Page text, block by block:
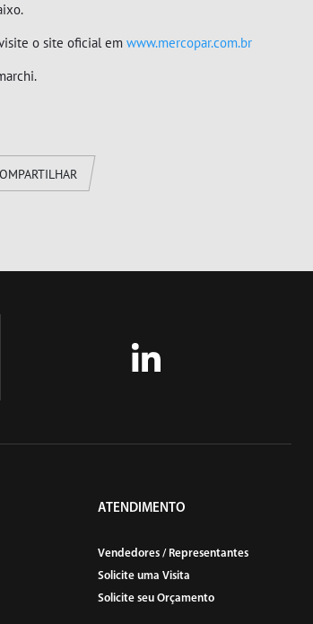
SOPRADORES DE AR
visite o site oficial em www.mercopar.com.br
ATENDIMENTO
Vendedores / Representantes
Solicite uma Visita
Solicite seu Orçamento